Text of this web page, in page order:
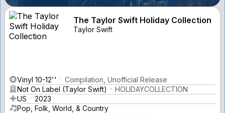
The Taylor Swift Holiday Collection
Taylor Swift
Vinyl 10-12''
Compilation, Unofficial Release
Not On Label (Taylor Swift)
HOLIDAYCOLLECTION
US
2023
Pop, Folk, World, & Country